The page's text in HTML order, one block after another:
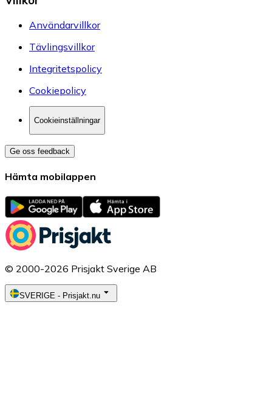
Användarvillkor
Tävlingsvillkor
Integritetspolicy
Cookiepolicy
Cookieinställningar
Ge oss feedback
Hämta mobilappen
© 2000-2026 Prisjakt Sverige AB
SVERIGE - Prisjakt.nu